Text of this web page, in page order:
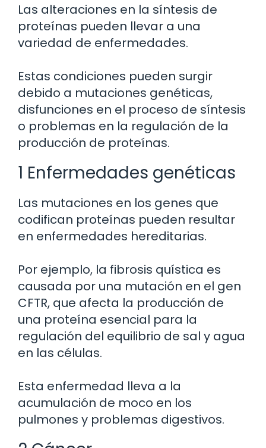
Las alteraciones en la síntesis de
proteínas pueden llevar a una
variedad de enfermedades.
Estas condiciones pueden surgir
debido a mutaciones genéticas,
disfunciones en el proceso de síntesis
o problemas en la regulación de la
producción de proteínas.
1 Enfermedades genéticas
Las mutaciones en los genes que
codifican proteínas pueden resultar
en enfermedades hereditarias.
Por ejemplo, la fibrosis quística es
causada por una mutación en el gen
CFTR, que afecta la producción de
una proteína esencial para la
regulación del equilibrio de sal y agua
en las células.
Esta enfermedad lleva a la
acumulación de moco en los
pulmones y problemas digestivos.